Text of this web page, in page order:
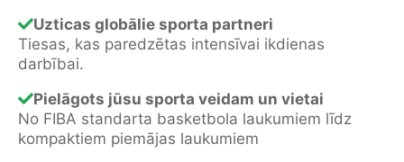
Uzticas globālie sporta partneri
Tiesas, kas paredzētas intensīvai ikdienas
darbībai.
Pielāgots jūsu sporta veidam un vietai
No FIBA standarta basketbola laukumiem līdz
kompaktiem piemājas laukumiem